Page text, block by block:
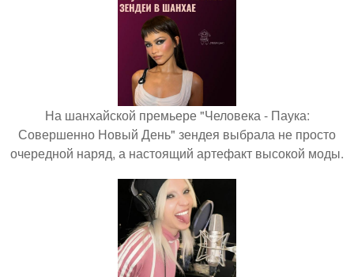
На шанхайской премьере "Человека - Паука:
Совершенно Новый День" зендея выбрала не просто
очередной наряд, а настоящий артефакт высокой моды.